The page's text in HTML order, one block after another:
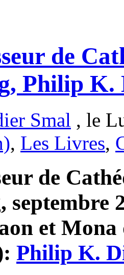
de
Philip K.
Smal , le
, Les Livres,
de
septembre
et Mona
Philip K.